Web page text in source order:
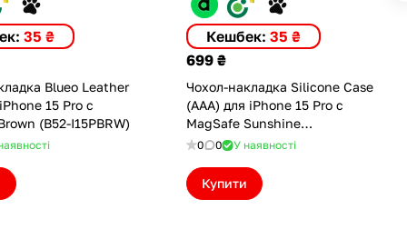
35 ₴
Blueo Leather
15 Pro с
(B52-I15PBRW)
Кешбек: 35 ₴
699 ₴
Чохол-накладка Silicone Case
(AAA) для iPhone 15 Pro с
MagSafe Sunshine
(ASC15PSNS(M))
0 0 У наявності
Купити